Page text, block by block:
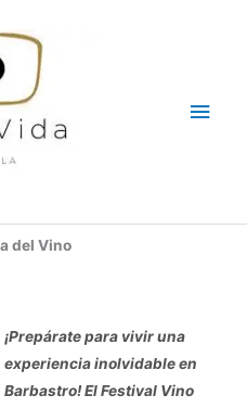
del Vino
¡Prepárate para vivir una
experiencia inolvidable en
Barbastro! El Festival Vino